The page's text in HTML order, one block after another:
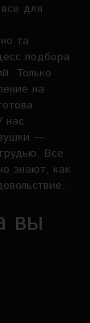
для
та
подбора
Только
на
нас
—
Все
знают, как
вы